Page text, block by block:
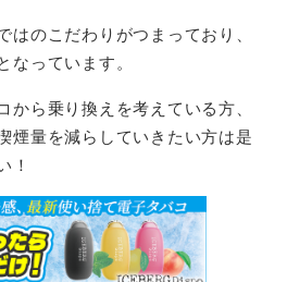
はのこだわりがつまっており、
っています。
から乗り換えを考えている方、
煙量を減らしていきたい方は是
！